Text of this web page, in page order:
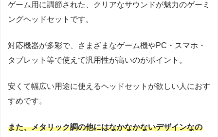
ゲーム用に調節された、クリアなサウンドが魅力のゲーミ
ングヘッドセットです。
対応機器が多彩で、さまざまなゲーム機やPC・スマホ・
タブレット等で使えて汎用性が高いのがポイント。
安くて幅広い用途に使えるヘッドセットが欲しい人におす
すめです。
また、メタリック調の他にはなかなかないデザインなの